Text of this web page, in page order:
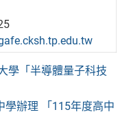
學「半導體量子科技
學辦理 「115年度高中